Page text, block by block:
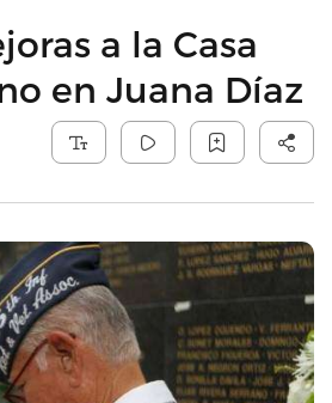
a la Casa
en Juana Díaz